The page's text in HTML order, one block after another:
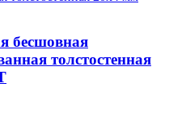
бесшовная
толстостенная